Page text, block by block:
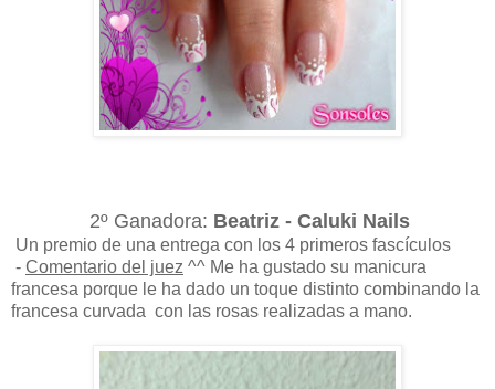
2º Ganadora: Beatriz - Caluki Nails
Un premio de una entrega con los 4 primeros fascículos
- Comentario del juez ^^ Me ha gustado su manicura
francesa porque le ha dado un toque distinto combinando la
francesa curvada con las rosas realizadas a mano.